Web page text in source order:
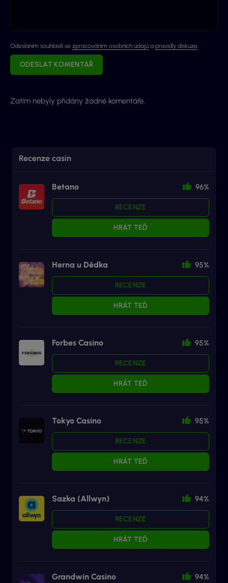
Odeslaním souhlasíš se zpracováním osobních údajů a pravidly diskuze.
ODESLAT KOMENTÁŘ
Zatím nebyly přidány žádné komentáře.
Recenze casin
Betano 96%
RECENZE
HRÁT TEĎ
Herna u Dědka 95%
RECENZE
HRÁT TEĎ
Forbes Casino 95%
RECENZE
HRÁT TEĎ
Tokyo Casino 95%
RECENZE
HRÁT TEĎ
Sazka (Allwyn) 94%
RECENZE
HRÁT TEĎ
Grandwin Casino 94%